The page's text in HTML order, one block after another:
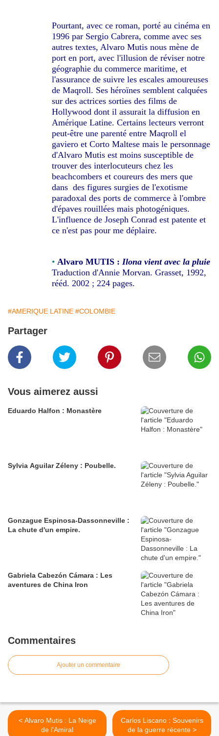
Pourtant, avec ce roman, porté au cinéma en
1996 par Sergio Cabrera, comme avec ses
autres textes, Alvaro Mutis nous mène de
port en port, avec l'illusion de réviser notre
géographie du commerce maritime, et
l'assurance de suivre les escales amoureuses
de Maqroll. Ses héroïnes semblent calquées
sur des actrices sorties des films de
Hollywood dont il assurait la diffusion en
Amérique Latine. Certains lecteurs verront
peut-être une parenté entre Maqroll el
gaviero et Corto Maltese mais le personnage
d'Alvaro Mutis est moins susceptible de
trouver des interlocuteurs chez les
beachcombers et coureurs des mers que
dans des figures surgies de l'exotisme
paradoxal des ports de commerce à l'ombre
d'épaves rouillées mais photogéniques.
L'influence de Joseph Conrad est patente et
ce n'est pas pour me déplaire.
• Alvaro MUTIS : Ilona vient avec la pluie
Traduction d'Annie Morvan. Grasset, 1992,
rééd. 2002 ; 224 pages.
#AMERIQUE LATINE #COLOMBIE
Partager
Vous aimerez aussi
Eduardo Halfon : Monastère
Sylvia Aguilar Zéleny : Poubelle.
Gonzague Espinosa-Dassonneville :
La chute d'un empire.
Gabriela Cabezón Cámara : Les
aventures de China Iron
Commentaires
Ajouter un commentaire
< Alvaro Mutis : La Neige
de l'Amiral
Carlos Liscano : Souvenirs
de la guerre récente >